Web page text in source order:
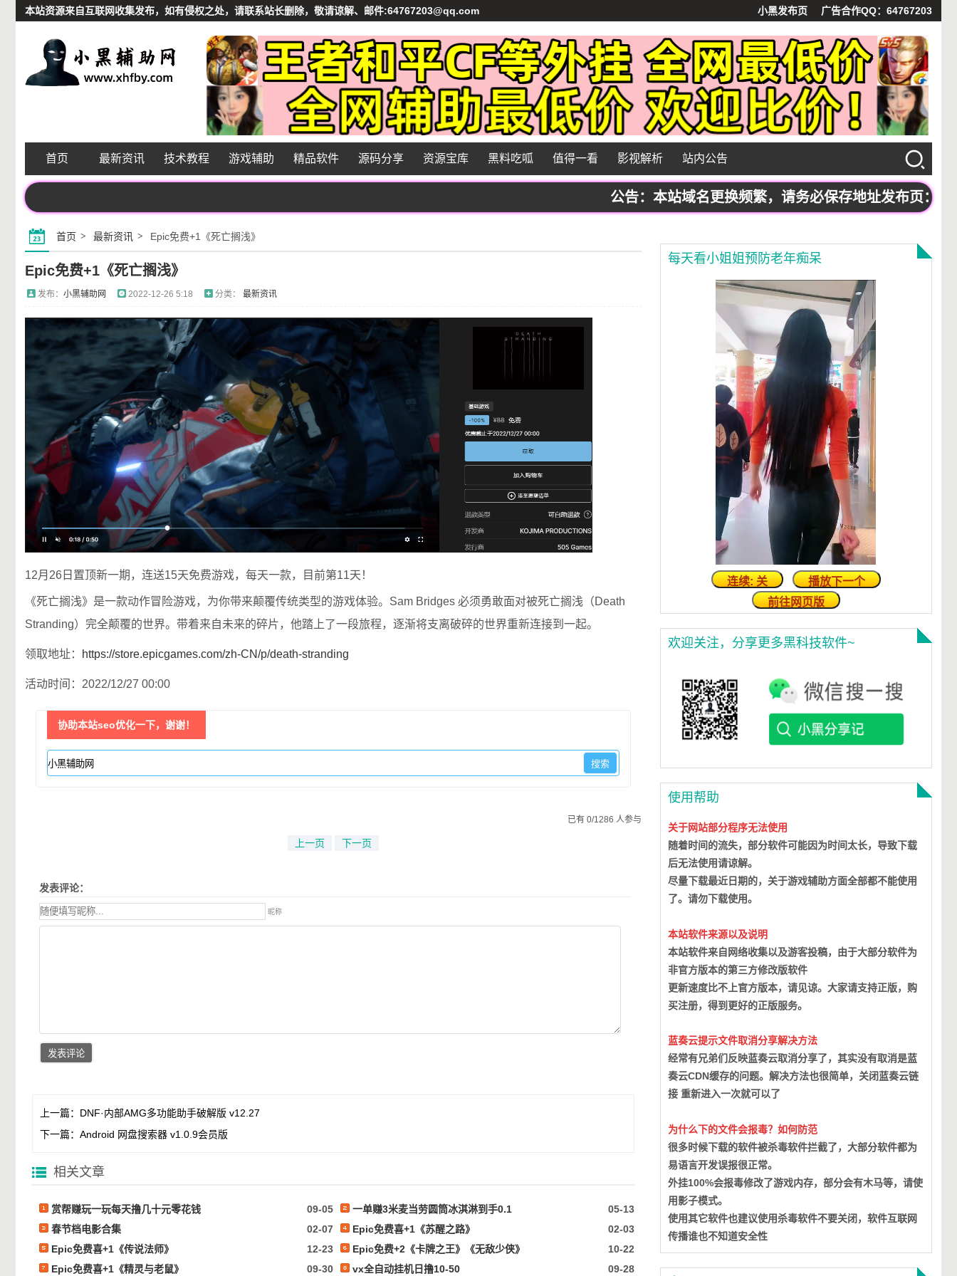
本站资源来自互联网收集发布，如有侵权之处，请联系站长删除，敬请谅解、邮件:64767203@qq.com 小黑发布页 广告合作QQ：64767203
首页 最新资讯 技术教程 游戏辅助 精品软件 源码分享 资源宝库 黑料吃呱 值得一看 影视解析 站内公告
公告：本站域名更换频繁，请务必保存地址发布页：
首页 最新资讯 Epic免费+1《死亡搁浅》
Epic免费+1《死亡搁浅》
发布： 小黑辅助网 2022-12-26 5:18 分类： 最新资讯
12月26日置顶新一期，连送15天免费游戏，每天一款，目前第11天！
《死亡搁浅》是一款动作冒险游戏，为你带来颠覆传统类型的游戏体验。Sam Bridges 必须勇敢面对被死亡搁浅（Death
Stranding）完全颠覆的世界。带着来自未来的碎片，他踏上了一段旅程，逐渐将支离破碎的世界重新连接到一起。
领取地址： https://store.epicgames.com/zh-CN/p/death-stranding
活动时间：2022/12/27 00:00
协助本站seo优化一下，谢谢！
已有 0/1286 人参与
上一页 下一页
发表评论：
昵称
上一篇： DNF·内部AMG多功能助手破解版 v12.27
下一篇： Android 网盘搜索器 v1.0.9会员版
相关文章
赏帮赚玩一玩每天撸几十元零花钱 09-05 一单赚3米麦当劳圆筒冰淇淋到手0.1
05-13
春节档电影合集
02-07 Epic免费喜+1《苏醒之路》
02-03
Epic免费喜+1《传说法师》
12-23 Epic免费+2《卡牌之王》《无敌少侠》
10-22
Epic免费喜+1《精灵与老鼠》
09-30 vx全自动挂机日撸10-50 09-28
每天看小姐姐预防老年痴呆
连续: 关
播放下一个
前往网页版
欢迎关注，分享更多黑科技软件~
使用帮助
关于网站部分程序无法使用
随着时间的流失，部分软件可能因为时间太长，导致下载
后无法使用请谅解。
尽量下载最近日期的，关于游戏辅助方面全部都不能使用
了。请勿下载使用。
本站软件来源以及说明
本站软件来自网络收集以及游客投稿，由于大部分软件为
非官方版本的第三方修改版软件
更新速度比不上官方版本，请见谅。大家请支持正版，购
买注册，得到更好的正版服务。
蓝奏云提示文件取消分享解决方法
经常有兄弟们反映蓝奏云取消分享了，其实没有取消是蓝
奏云CDN缓存的问题。 解决方法也很简单，关闭蓝奏云链
接 重新进入一次就可以了
为什么下的文件会报毒？如何防范
很多时候下载的软件被杀毒软件拦截了，大部分软件都为
易语言开发误报很正常。
外挂100%会报毒修改了游戏内存，部分会有木马等，请使
用影子模式。
使用其它软件也建议使用杀毒软件不要关闭，软件互联网
传播谁也不知道安全性